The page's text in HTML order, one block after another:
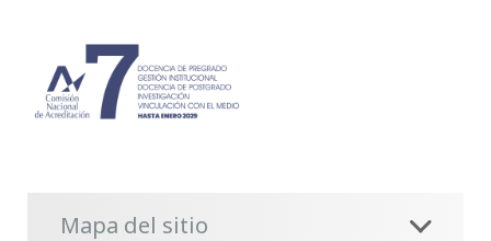
Mapa del sitio